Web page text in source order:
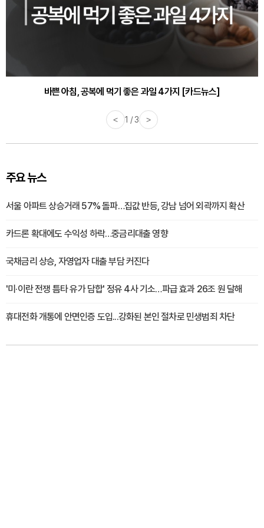
바쁜 아침, 공복에 먹기 좋은 과일 4가지 [카드뉴스]
< 1 / 3 >
주요 뉴스
서울 아파트 상승거래 57% 돌파…집값 반등, 강남 넘어 외곽까지 확산
카드론 확대에도 수익성 하락…중금리대출 영향
국채금리 상승, 자영업자 대출 부담 커진다
'미·이란 전쟁 틈타 유가 담합' 정유 4사 기소…파급 효과 26조 원 달해
휴대전화 개통에 안면인증 도입...강화된 본인 절차로 민생범죄 차단